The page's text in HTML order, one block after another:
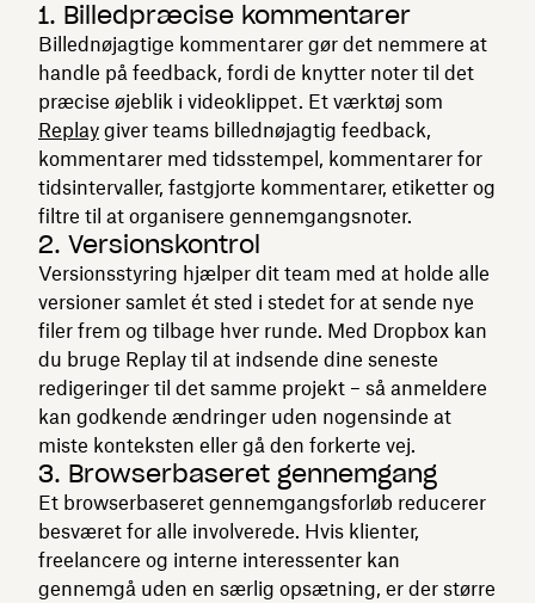
1. Billedpræcise kommentarer
Billednøjagtige kommentarer gør det nemmere at
handle på feedback, fordi de knytter noter til det
præcise øjeblik i videoklippet. Et værktøj som
Replay giver teams billednøjagtig feedback,
kommentarer med tidsstempel, kommentarer for
tidsintervaller, fastgjorte kommentarer, etiketter og
filtre til at organisere gennemgangsnoter.
2. Versionskontrol
Versionsstyring hjælper dit team med at holde alle
versioner samlet ét sted i stedet for at sende nye
filer frem og tilbage hver runde. Med Dropbox kan
du bruge Replay til at indsende dine seneste
redigeringer til det samme projekt – så anmeldere
kan godkende ændringer uden nogensinde at
miste konteksten eller gå den forkerte vej.
3. Browserbaseret gennemgang
Et browserbaseret gennemgangsforløb reducerer
besværet for alle involverede. Hvis klienter,
freelancere og interne interessenter kan
gennemgå uden en særlig opsætning, er der større